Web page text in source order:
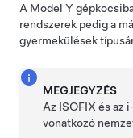
A Model Y
rendszerek pedig a
gyermekülések
MEGJEGYZÉS
Az ISOFIX és az
vonatkozó